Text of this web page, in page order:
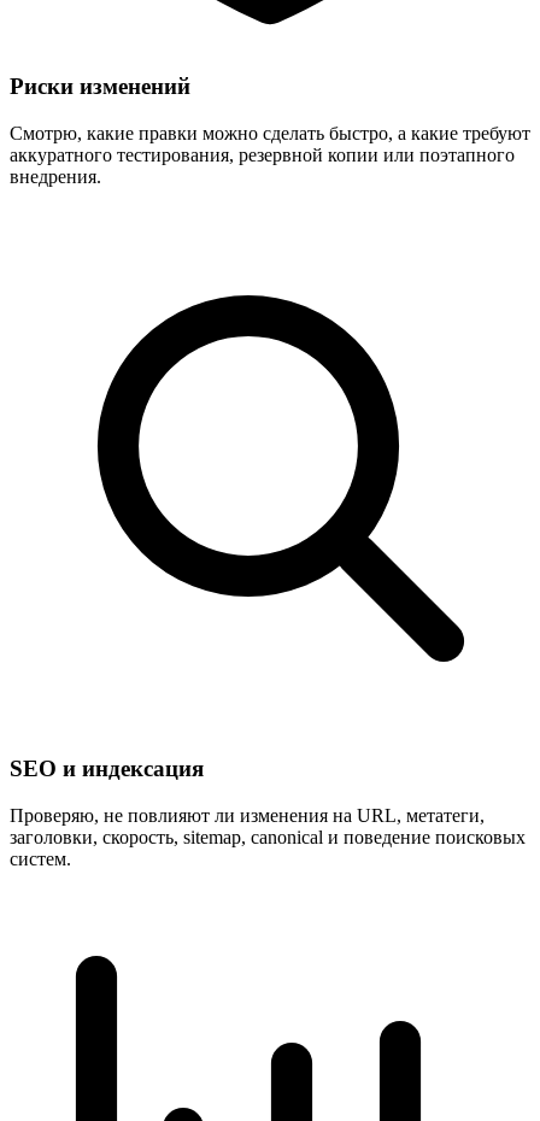
Риски изменений
Смотрю, какие правки можно сделать быстро, а какие требуют
аккуратного тестирования, резервной копии или поэтапного
внедрения.
SEO и индексация
Проверяю, не повлияют ли изменения на URL, метатеги,
заголовки, скорость, sitemap, canonical и поведение поисковых
систем.